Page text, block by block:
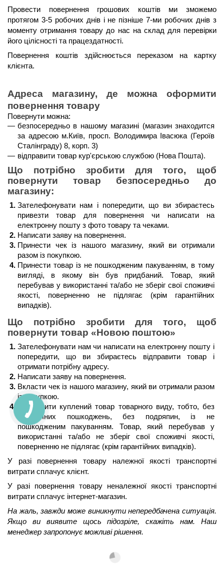
протягом 3-5 робочих днів і не пізніше 7-ми робочих днів з
моменту отримання товару до нас на склад для перевірки
його цілісності та працездатності.
Повернення коштів здійснюється переказом на картку
клієнта.
Адреса магазину, де можна оформити
повернення товару
Повернути можна:
безпосередньо в нашому магазині (магазин знаходится
за адресою м.Київ, просп. Володимира Івасюка (Героїв
Сталінграду) 8, корп. 3)
відправити товар кур'єрською службою (Нова Пошта).
Що потрібно зробити для того, щоб
повернути товар безпосередньо до
магазину:
Зателефонувати нам і попередити, що ви збираєтесь
привезти товар для повернення чи написати на
електронну пошту з фото товару та чеками.
Написати заяву на повернення.
Принести чек із нашого магазину, який ви отримали
разом із покупкою.
Принести товар із не пошкодженим пакуванням, в тому
вигляді, в якому він був придбаний. Товар, який
перебував у використанні та/або не зберіг свої споживчі
якості, поверненню не підлягає (крім гарантійних
випадків).
Що потрібно зробити для того, щоб
повернути товар «Новою поштою»
Зателефонувати нам чи написати на електронну пошту і
попередити, що ви збираєтесь відправити товар і
отримати потрібну адресу.
Написати заяву на повернення.
Вкласти чек із нашого магазину, який ви отримали разом
із покупкою.
Відправити куплений товар товарного виду, тобто, без
механічних пошкоджень, без подряпин, із не
пошкодженим пакуванням. Товар, який перебував у
використанні та/або не зберіг свої споживчі якості,
поверненню не підлягає (крім гарантійних випадків).
У разі повернення товару належної якості транспортні
витрати сплачує клієнт.
У разі повернення товару неналежної якості транспортні
витрати сплачує інтернет-магазин.
На жаль, завжди може виникнути непередбачена ситуація.
Якщо ви виявите щось підозріле, скажіть нам. Наш
менеджер запропонує можливі рішення.